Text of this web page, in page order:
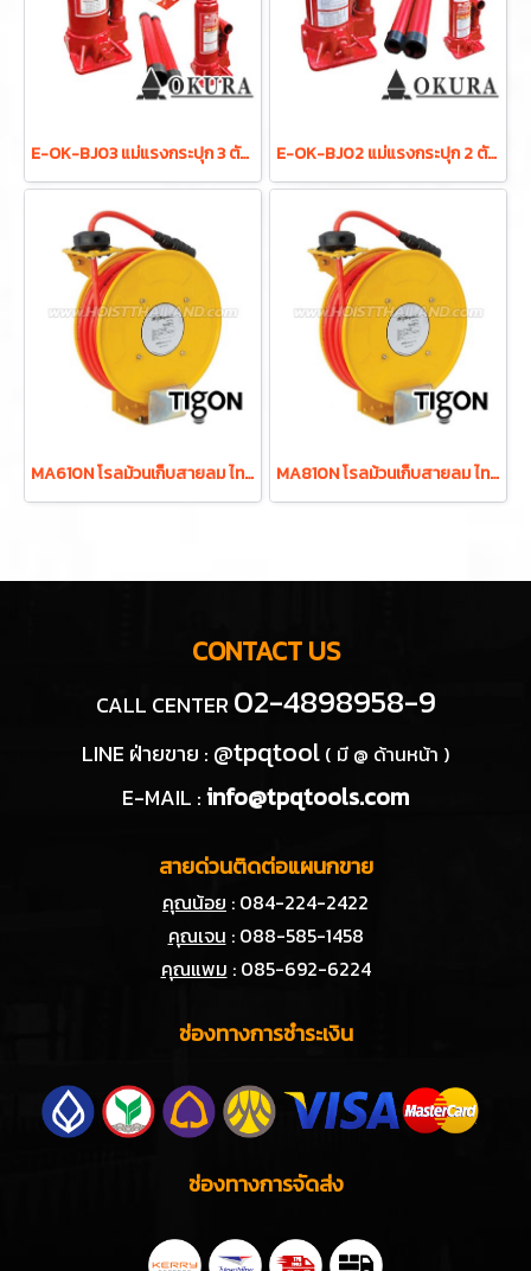
E-OK-BJ03 แม่แรงกระปุก 3 ตัน มีระบบ VALVE OVERLOAD "OKURA" E-OK-BJ02 แม่แรงกระปุก 2 ตัน มีระบบ VALVE OVERLOAD "OKURA"
MA610N โรลม้วนเก็บสายลม ไทก้อน (Tigon) ขนาดรูด้านใน 6.5 มม. ขนาดรูด้านนอก 10 มม. ความยาว 10 เมตร แรงดันสูงสุดขณะทำงาน 15 บาร์ เหมาะกับใช้งานในอุตสาหกรรมทั่วไป ผลิตจากประเทศเกาหลี MA810N โรลม้วนเก็บสายลม ไทก้อน (Tigon) ขนาดรูด้านใน 8 มม. ขนาดรูด้านนอก 12 มม. ความยาว 10 เมตร แรงดันสูงสุดขณะทำงาน 15 บาร์ เหมาะกับใช้งานในอุตสาหกรรมทั่วไป ผลิตจากประเทศเกาหลี
CONTACT US
CALL CENTER 02-4898958-9
LINE ฝ่ายขาย : @tpqtool ( มี @ ด้านหน้า )
E-MAIL :info@tpqtools.com
สายด่วนติดต่อแผนกขาย
คุณน้อย : 084-224-2422
คุณเจน : 088-585-1458
คุณแพม : 085-692-6224
ช่องทางการชำระเงิน
ช่องทางการจัดส่ง